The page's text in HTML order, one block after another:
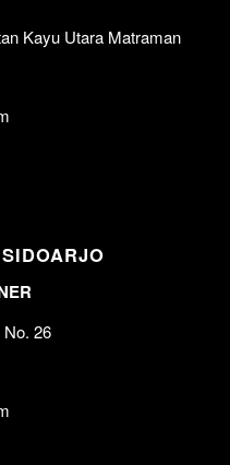
Kayu Utara Matraman
26